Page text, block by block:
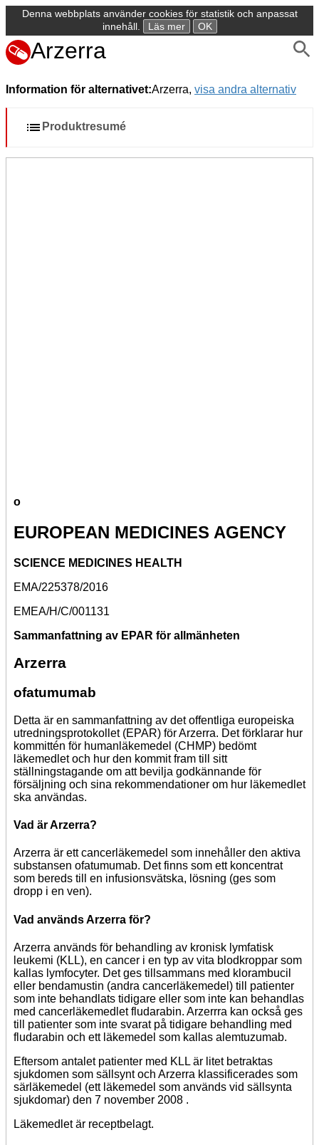
Denna webbplats använder cookies för statistik och anpassat
innehåll.
Läs mer OK
Arzerra
Information för alternativet:Arzerra, visa andra alternativ
Produktresumé
o
EUROPEAN MEDICINES AGENCY
SCIENCE MEDICINES HEALTH
EMA/225378/2016
EMEA/H/C/001131
Sammanfattning av EPAR för allmänheten
Arzerra
ofatumumab
Detta är en sammanfattning av det offentliga europeiska
utredningsprotokollet (EPAR) för Arzerra. Det förklarar hur
kommittén för humanläkemedel (CHMP) bedömt
läkemedlet och hur den kommit fram till sitt
ställningstagande om att bevilja godkännande för
försäljning och sina rekommendationer om hur läkemedlet
ska användas.
Vad är Arzerra?
Arzerra är ett cancerläkemedel som innehåller den aktiva
substansen ofatumumab. Det finns som ett koncentrat
som bereds till en infusionsvätska, lösning (ges som
dropp i en ven).
Vad används Arzerra för?
Arzerra används för behandling av kronisk lymfatisk
leukemi (KLL), en cancer i en typ av vita blodkroppar som
kallas lymfocyter. Det ges tillsammans med klorambucil
eller bendamustin (andra cancerläkemedel) till patienter
som inte behandlats tidigare eller som inte kan behandlas
med cancerläkemedlet fludarabin. Arzerrra kan också ges
till patienter som inte svarat på tidigare behandling med
fludarabin och ett läkemedel som kallas alemtuzumab.
Eftersom antalet patienter med KLL är litet betraktas
sjukdomen som sällsynt och Arzerra klassificerades som
särläkemedel (ett läkemedel som används vid sällsynta
sjukdomar) den 7 november 2008 .
Läkemedlet är receptbelagt.